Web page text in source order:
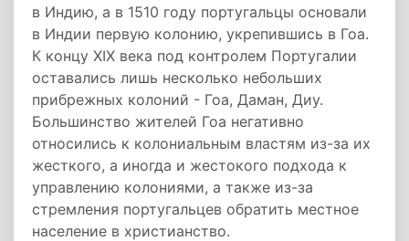
в Индию, а в 1510 году португальцы основали
в Индии первую колонию, укрепившись в Гоа.
К концу XIX века под контролем Португалии
оставались лишь несколько небольших
прибрежных колоний - Гоа, Даман, Диу.
Большинство жителей Гоа негативно
относились к колониальным властям из-за их
жесткого, а иногда и жестокого подхода к
управлению колониями, а также из-за
стремления португальцев обратить местное
население в христианство.